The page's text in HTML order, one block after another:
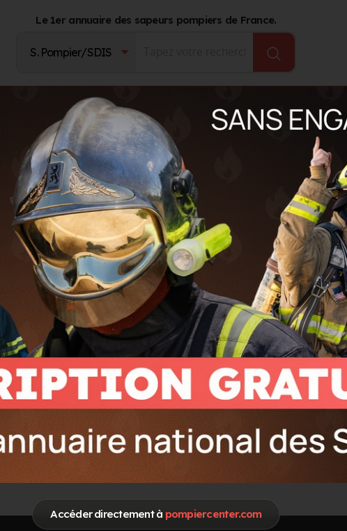
Accéder directement à pompiercenter.com
Le 1er annuaire des sapeurs pompiers de France.
Catalogue Produits Journal d'actualité
Spécialités / Centres d'intérêt
SUAP Secours Urgence aux Personnes